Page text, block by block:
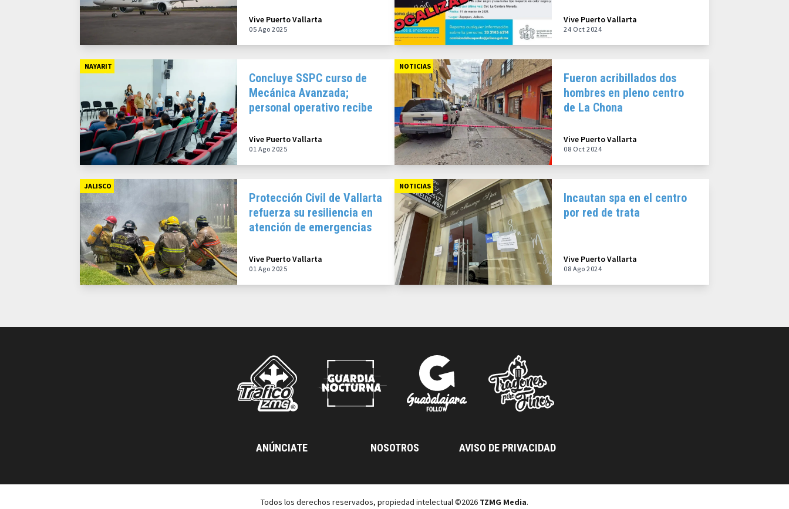
Vive Puerto Vallarta
05 Ago 2025
NAYARIT
Concluye SSPC curso de
Mecánica Avanzada;
personal operativo recibe
Vive Puerto Vallarta
01 Ago 2025
JALISCO
Protección Civil de Vallarta
refuerza su resiliencia en
atención de emergencias
Vive Puerto Vallarta
01 Ago 2025
Vive Puerto Vallarta
24 Oct 2024
NOTICIAS
Fueron acribillados dos
hombres en pleno centro
de La Chona
Vive Puerto Vallarta
08 Oct 2024
NOTICIAS
Incautan spa en el centro
por red de trata
Vive Puerto Vallarta
08 Ago 2024
ANÚNCIATE NOSOTROS AVISO DE PRIVACIDAD
Todos los derechos reservados, propiedad intelectual ©2026 TZMG Media.